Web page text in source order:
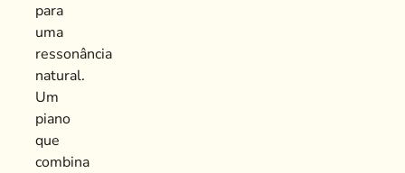
para
uma
ressonância
natural.
Um
piano
que
combina